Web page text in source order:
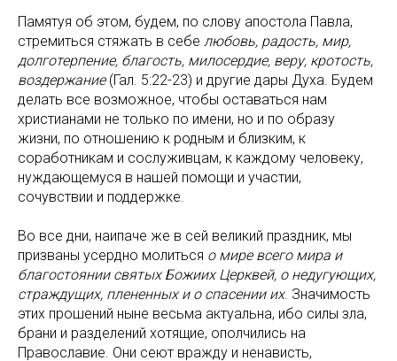
Памятуя об этом, будем, по слову апостола Павла,
стремиться стяжать в себе любовь, радость, мир,
долготерпение, благость, милосердие, веру, кротость,
воздержание(Гал. 5:22-23) и другие дары Духа. Будем
делать все возможное, чтобы оставаться нам
христианами не только по имени, но и по образу
жизни, по отношению к родным и близким, к
соработникам и сослуживцам, к каждому человеку,
нуждающемуся в нашей помощи и участии,
сочувствии и поддержке.
Во все дни, наипаче же в сей великий праздник, мы
призваны усердно молиться о мире всего мира и
благостоянии святых Божиих Церквей, о недугующих,
страждущих, плененных и о спасении их. Значимость
этих прошений ныне весьма актуальна, ибо силы зла,
брани и разделений хотящие, ополчились на
Православие. Они сеют вражду и ненависть,